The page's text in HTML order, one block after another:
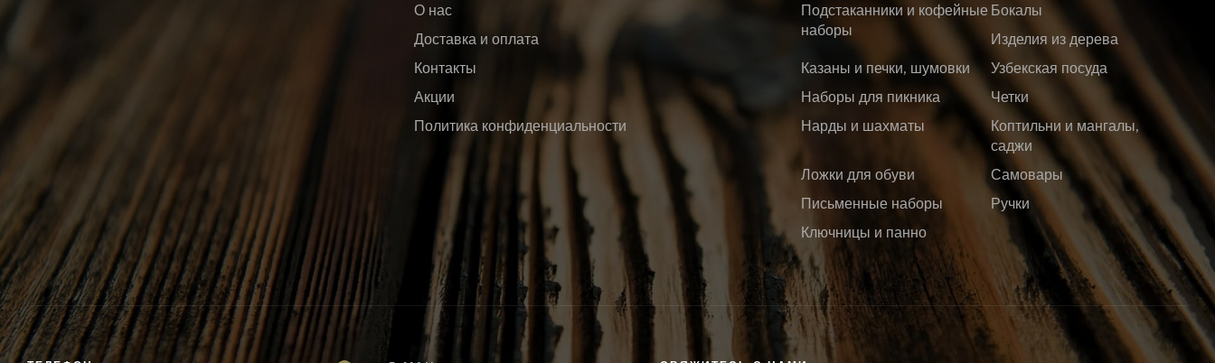
О нас
Доставка и оплата
Контакты
Акции
Политика конфиденциальности
Подстаканники и кофейные
наборы
Бокалы
Изделия из дерева
Казаны и печки, шумовки
Узбекская посуда
Наборы для пикника
Четки
Нарды и шахматы
Коптильни и мангалы,
саджи
Ложки для обуви
Самовары
Письменные наборы
Ручки
Ключницы и панно